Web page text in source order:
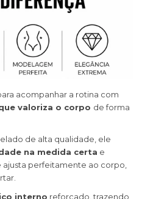
acompanhar a rotina com
valoriza o corpo de forma
de alta qualidade, ele
na medida certa e
perfeitamente ao corpo,
interno reforçado, trazendo